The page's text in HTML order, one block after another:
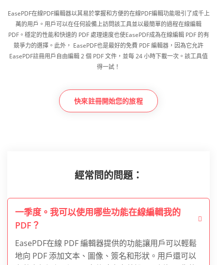
EasePDF在線PDF編輯器以其易於掌握和方便的在線PDF編輯功能吸引了成千上
萬的用戶。用戶可以在任何設備上訪問該工具並以最簡單的過程在線編輯
PDF。穩定的性能和快速的 PDF 處理速度也使EasePDF成為在線編輯 PDF 的有
競爭力的選擇。此外， EasePDF也是最好的免費 PDF 編輯器，因為它允許
EasePDF註冊用戶自由編輯 2 個 PDF 文件，並每 24 小時下載一次。該工具值
得一試！
快來註冊開始您的旅程
經常問的問題：
一季度。我可以使用哪些功能在線編輯我的
PDF？
EasePDF在線 PDF 編輯器提供的功能讓用戶可以輕鬆
地向 PDF 添加文本、圖像、簽名和形狀。用戶還可以